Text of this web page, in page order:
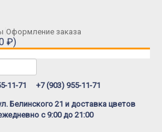
Оформление заказа
₽)
11-71 +7 (903) 955-11-71
Белинского 21 и доставка цветов
с 9:00 до 21:00